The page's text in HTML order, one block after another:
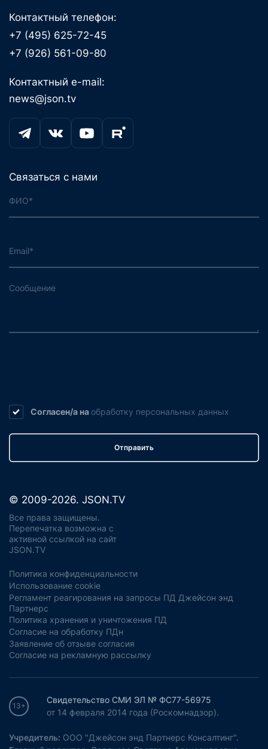
Контактный телефон:
+7 (495) 625-72-45
+7 (926) 561-09-80
Контактный e-mail:
news@json.tv
Связаться с нами
Согласен/а на обработку персональных данных
Отправить
© 2009-2026. JSON.TV
Все права защищены.
Перепечатка возможна с
активной ссылкой на сайт
JSON.TV
Политика конфиденциальности
Использование cookie
Регламент реагирования на запросы ПД Джейсон энд
Партнерс
Политика хранения и уничтожения ПД
Согласие на обработку ПДн
Заявление об отзыве согласия
Согласие на рекламную рассылку
13+
Свидетельство СМИ ЭЛ № ФС77-56975
от 14 февраля 2014 года (Роскомнадзор).
Учредитель: ООО "Джейсон энд Партнерс Консалтинг".